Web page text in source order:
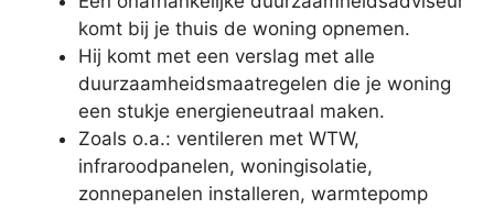
komt bij je thuis de woning opnemen.
Hij komt met een verslag met alle
duurzaamheidsmaatregelen die je woning
een stukje energieneutraal maken.
Zoals o.a.: ventileren met WTW,
infraroodpanelen, woningisolatie,
zonnepanelen installeren, warmtepomp